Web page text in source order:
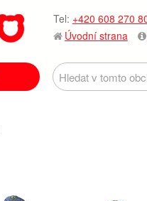
Tel: +420 608 270
Úvodní strana